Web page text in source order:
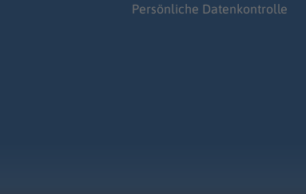
Persönliche Datenkontrolle